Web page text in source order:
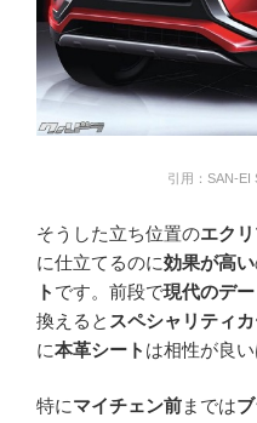
引用：SAN-EI
そうした立ち位置のエク
に仕立てるのに効果が高い
ト です。前段で現代のデ
換えると スペシャリティ
に本革シート は相性が良い
特にマイチェン前までは